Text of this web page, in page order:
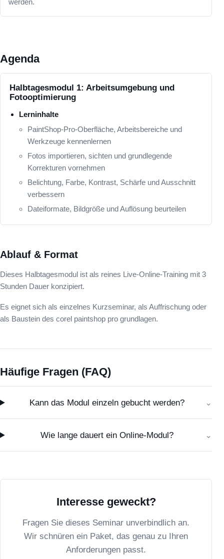
werden.
Agenda
Halbtagesmodul 1: Arbeitsumgebung und
Fotooptimierung
Lerninhalte
PaintShop-Pro-Oberfläche, Arbeitsbereiche und
Werkzeuge kennenlernen
Fotos importieren, sichten und grundlegende
Korrekturen vornehmen
Belichtung, Farbe, Kontrast, Schärfe und Ausschnitt
verbessern
Dateiformate, Bildgröße und Auflösung beurteilen
Ablauf & Format
Dieses Halbtagesmodul ist als reines Live-Online-Training mit 3
Stunden Dauer konzipiert.
Es eignet sich als einzelnes Kurzseminar, als Auffrischung oder
als Baustein des corel paintshop pro grundlagen.
Häufige Fragen (FAQ)
Kann das Modul einzeln gebucht werden?
Wie lange dauert ein Online-Modul?
Interesse geweckt?
Fragen Sie dieses Seminar unverbindlich an.
Wir schnüren ein Paket, das genau zu Ihren
Anforderungen passt.